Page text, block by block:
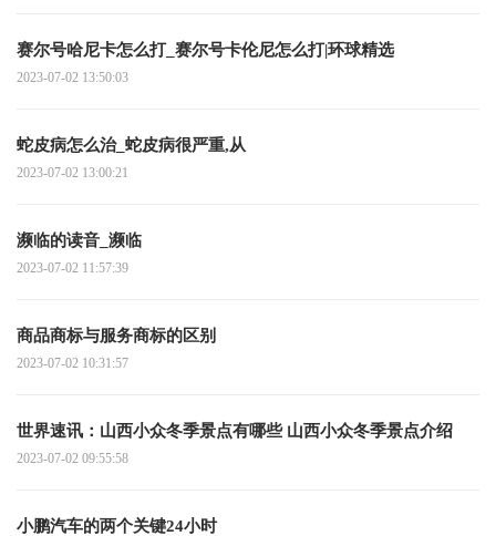
赛尔号哈尼卡怎么打_赛尔号卡伦尼怎么打|环球精选
2023-07-02 13:50:03
蛇皮病怎么治_蛇皮病很严重,从
2023-07-02 13:00:21
濒临的读音_濒临
2023-07-02 11:57:39
商品商标与服务商标的区别
2023-07-02 10:31:57
世界速讯：山西小众冬季景点有哪些 山西小众冬季景点介绍
2023-07-02 09:55:58
小鹏汽车的两个关键24小时